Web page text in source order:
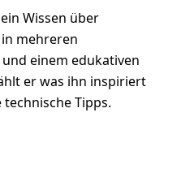
Wissen über
mehreren
einem edukativen
er was ihn inspiriert
Tipps.